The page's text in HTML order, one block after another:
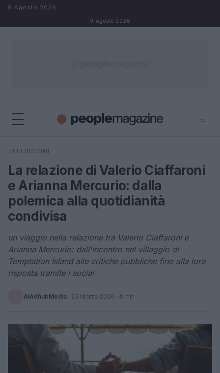
Salta al contenuto
9 Agosto 2026
9 Agosto 2026
⌕
Cerca
TELEVISIONE
La relazione di Valerio Ciaffaroni
e Arianna Mercurio: dalla
polemica alla quotidianità
condivisa
un viaggio nella relazione tra Valerio Ciaffaroni e
Arianna Mercurio: dall'incontro nel villaggio di
Temptation Island alle critiche pubbliche fino alla loro
risposta tramite i social
AiAdhubMedia · 23 Marzo 2026 · 4 min